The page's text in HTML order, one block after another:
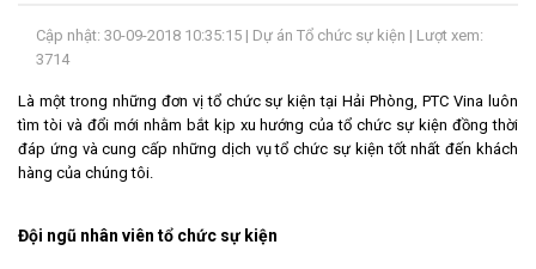
LIÊN
HỆ
Cập nhật: 30-09-2018 10:35:15 | Dự án Tổ chức sự kiện | Lượt xem:
3714
Là một trong những đơn vị tổ chức sự kiện tại Hải Phòng, PTC Vina luôn
tìm tòi và đổi mới nhằm bắt kịp xu hướng của tổ chức sự kiện đồng thời
đáp ứng và cung cấp những dịch vụ tổ chức sự kiện tốt nhất đến khách
hàng của chúng tôi.
Đội ngũ nhân viên tổ chức sự kiện